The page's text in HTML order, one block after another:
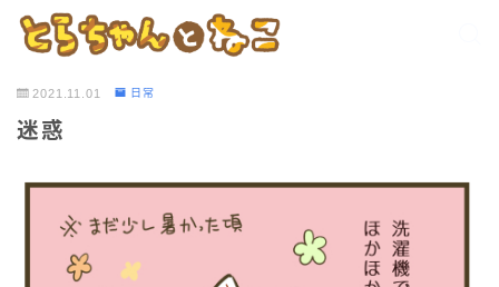
2021.11.01 日常
迷惑